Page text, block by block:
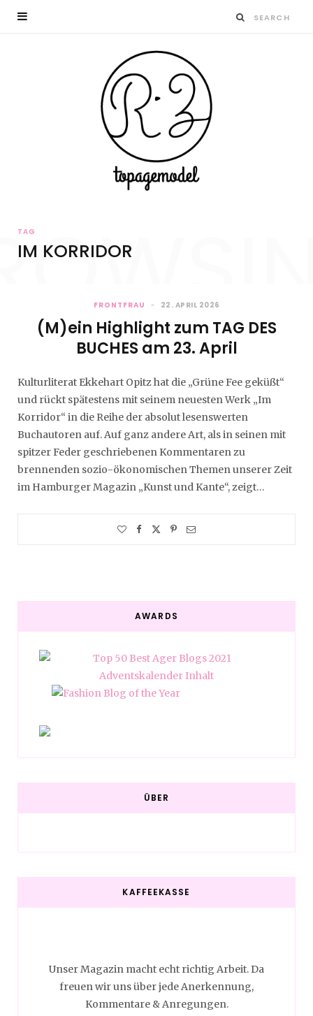
TAG
IM KORRIDOR
FRONTFRAU 22. APRIL 2026
(M)ein Highlight zum TAG DES
BUCHES am 23. April
Kulturliterat Ekkehart Opitz hat die „Grüne Fee geküßt“
und rückt spätestens mit seinem neuesten Werk „Im
Korridor“ in die Reihe der absolut lesenswerten
Buchautoren auf. Auf ganz andere Art, als in seinen mit
spitzer Feder geschriebenen Kommentaren zu
brennenden sozio-ökonomischen Themen unserer Zeit
im Hamburger Magazin „Kunst und Kante“, zeigt…
AWARDS
ÜBER
KAFFEEKASSE
Unser Magazin macht echt richtig Arbeit. Da
freuen wir uns über jede Anerkennung,
Kommentare & Anregungen.